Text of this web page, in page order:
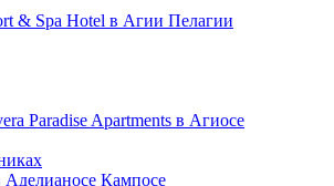
& Spa Hotel в Агии Пелагии
Paradise Apartments в Агиосе
Аделианосе Кампосе